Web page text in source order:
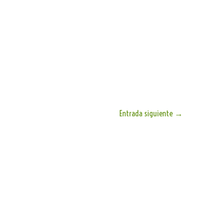
Entrada siguiente →